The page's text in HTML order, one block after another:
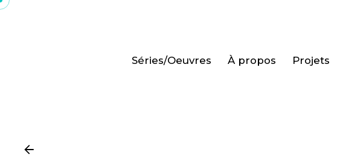
Skip
Séries/Oeuvres
À propos Projets